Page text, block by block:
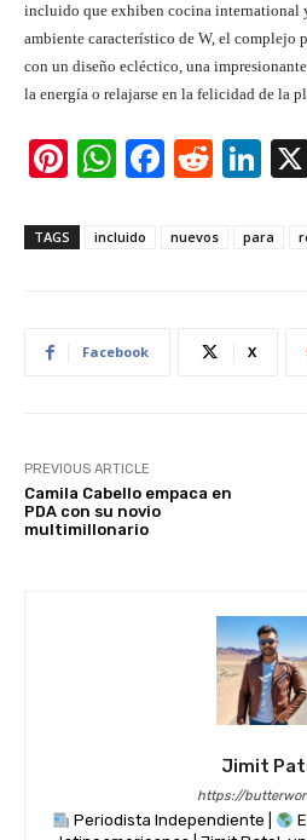
incluido que exhiben cocina international
ambiente característico de W, el complejo
con un diseño ecléctico, una
la energía o relajarse en la felicidad de la
Pi
er
W
at
p
F
c
R
d
Li
k
TAGS incluido nuevos para
Facebook X
PREVIOUS ARTICLE
Camila Cabello empaca en
PDA con su novio
multimillonario
Jimit
https://
Periodista Independiente |